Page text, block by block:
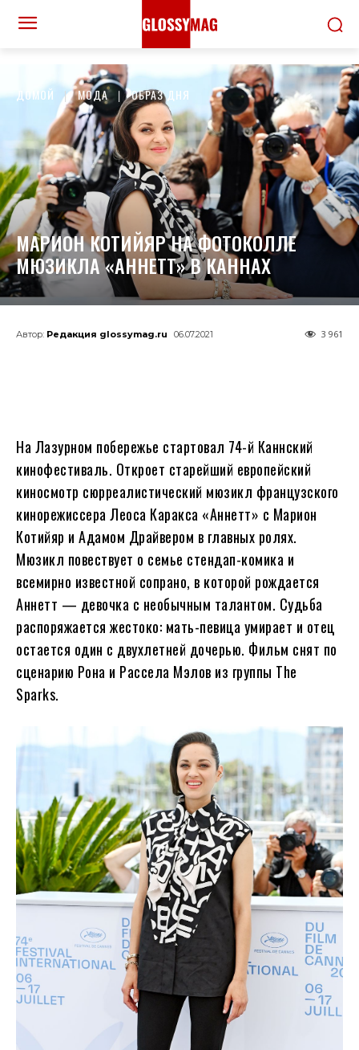
ДОМОЙ МОДА ОБРАЗ ДНЯ
МАРИОН КОТИЙЯР НА ФОТОКОЛЛЕ
МЮЗИКЛА «АННЕТТ» В КАННАХ
Автор: Редакция glossymag.ru 06.07.2021 3 961
На Лазурном побережье стартовал 74-й Каннский
кинофестиваль. Откроет старейший европейский
киносмотр сюрреалистический мюзикл французского
кинорежиссера Леоса Каракса «Аннетт» с Марион
Котийяр и Адамом Драйвером в главных ролях.
Мюзикл повествует о семье стендап-комика и
всемирно известной сопрано, в которой рождается
Аннетт — девочка с необычным талантом. Судьба
распоряжается жестоко: мать-певица умирает и отец
остается один с двухлетней дочерью. Фильм снят по
сценарию Рона и Рассела Мэлов из группы The
Sparks.